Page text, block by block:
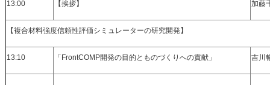
13:00 【挨拶】 加藤
【複合材料強度信頼性評価シミュレーターの研究開発】
13:10 「FrontCOMP開発の目的とものづくりへの貢献」 吉川